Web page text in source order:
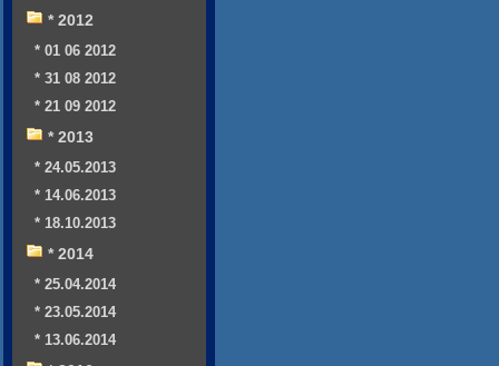
* 2012
* 01 06 2012
* 31 08 2012
* 21 09 2012
* 2013
* 24.05.2013
* 14.06.2013
* 18.10.2013
* 2014
* 25.04.2014
* 23.05.2014
* 13.06.2014